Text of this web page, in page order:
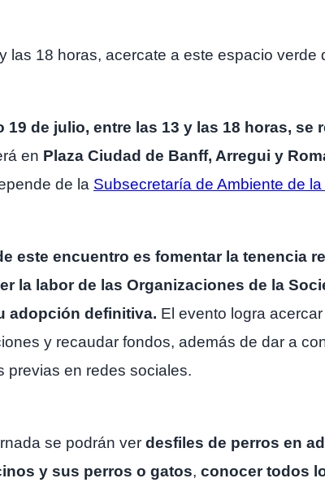
las 18 horas, acercate a este espacio
19 de julio, entre las 13 y las 18 horas,
en Plaza Ciudad de Banff, Arregui y
de la Subsecretaría de Ambiente de
este encuentro es fomentar la tenencia
la labor de las Organizaciones de la
adopción definitiva. El evento logra
y recaudar fondos, además de dar a
previas en redes sociales.
se podrán ver desfiles de perros en
y sus perros o gatos, conocer todos